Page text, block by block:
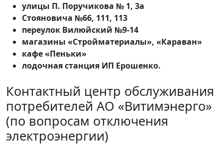
улицы П. Поручикова № 1, 3а
Стояновича №66, 111, 113
переулок Вилюйский №9-14
магазины «Стройматериалы», «Караван»
кафе «Пеньки»
лодочная станция ИП Ерошенко.
Контактный центр обслуживания
потребителей АО «Витимэнерго»
(по вопросам отключения
электроэнергии)